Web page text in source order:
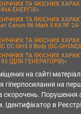
ТА ЯКІСНИХ
ЕНЕРГІЯ»
ТА ЯКІСНИХ
Canon R6 Mark II Kit RF
ТА ЯКІСНИХ
DC-GH5 II Body (DC-
ТА ЯКІСНИХ
(ДЛЯ ГЕНЕРАТОРІВ)»
на сайті
гіперпосилання на
скорочень.
в Реєстрі